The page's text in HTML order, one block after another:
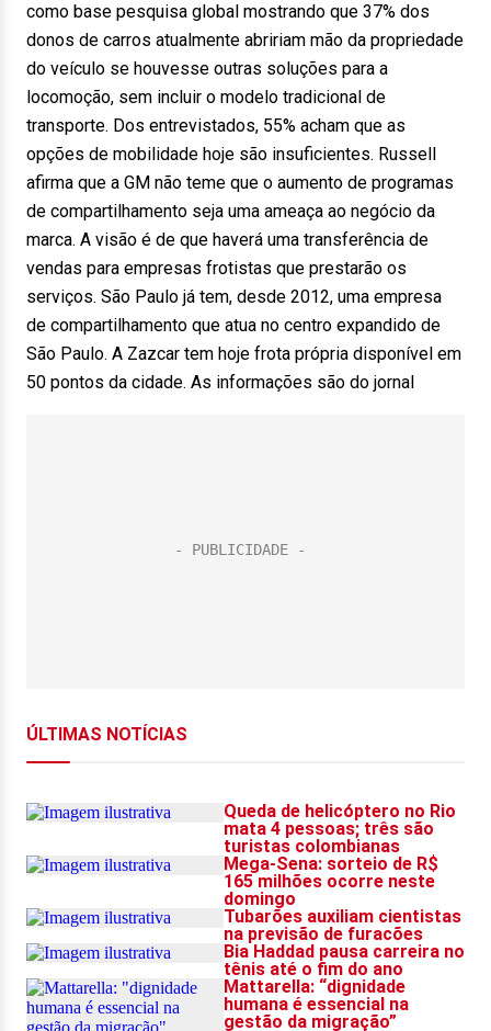
como base pesquisa global mostrando que 37% dos
donos de carros atualmente abririam mão da propriedade
do veículo se houvesse outras soluções para a
locomoção, sem incluir o modelo tradicional de
transporte. Dos entrevistados, 55% acham que as
opções de mobilidade hoje são insuficientes. Russell
afirma que a GM não teme que o aumento de programas
de compartilhamento seja uma ameaça ao negócio da
marca. A visão é de que haverá uma transferência de
vendas para empresas frotistas que prestarão os
serviços. São Paulo já tem, desde 2012, uma empresa
de compartilhamento que atua no centro expandido de
São Paulo. A Zazcar tem hoje frota própria disponível em
50 pontos da cidade. As informações são do jornal